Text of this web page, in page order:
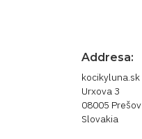
Addresa:
kocikyluna.sk
Urxova 3
08005 Prešov
Slovakia